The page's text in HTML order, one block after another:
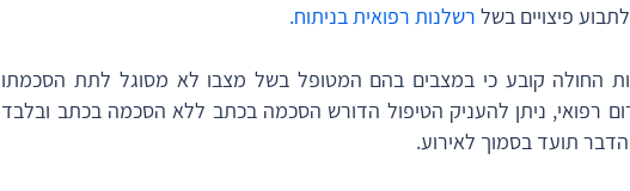
פיצויים בשל רשלנות רפואית בניתוח.
החולה קובע כי במצבים בהם המטופל בשל מצבו לא מסוגל לתת הסכמתו
רפואי, ניתן להעניק הטיפול הדורש הסכמה בכתב ללא הסכמה בכתב ובלבד
תועד בסמוך לאירוע.